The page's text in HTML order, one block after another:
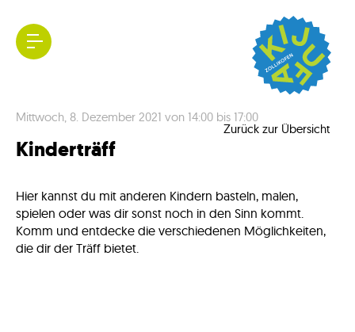
Zollikofen
Mittwoch, 8. Dezember 2021 von 14:00 bis 17:00
Zurück zur Übersicht
Kinderträff
Hier kannst du mit anderen Kindern basteln, malen,
spielen oder was dir sonst noch in den Sinn kommt.
Komm und entdecke die verschiedenen Möglichkeiten,
die dir der Träff bietet.